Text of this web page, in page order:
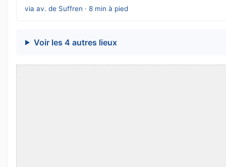
via av. de Suffren · 8 min à pied
Voir les 4 autres lieux